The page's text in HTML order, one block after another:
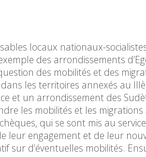
locaux nationaux-
des arrondissements
des mobilités et des
les territoires annexés au
et un arrondissement des
les mobilités et les migrations
qui se sont mis au
leur engagement et de leur
sur d’éventuelles mobilités.